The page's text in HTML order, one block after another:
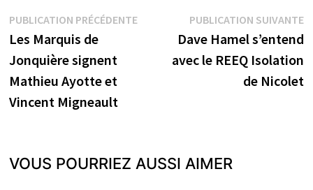
Navigation
de
l’article
PUBLICATION PRÉCÉDENTEPublication
précédente :
Les Marquis de
Jonquière signent
Mathieu Ayotte et
Vincent Migneault
PUBLICATION SUIVANTE
Dave Hamel s’entend
avec le REEQ Isolation
de Nicolet
VOUS POURRIEZ AUSSI AIMER